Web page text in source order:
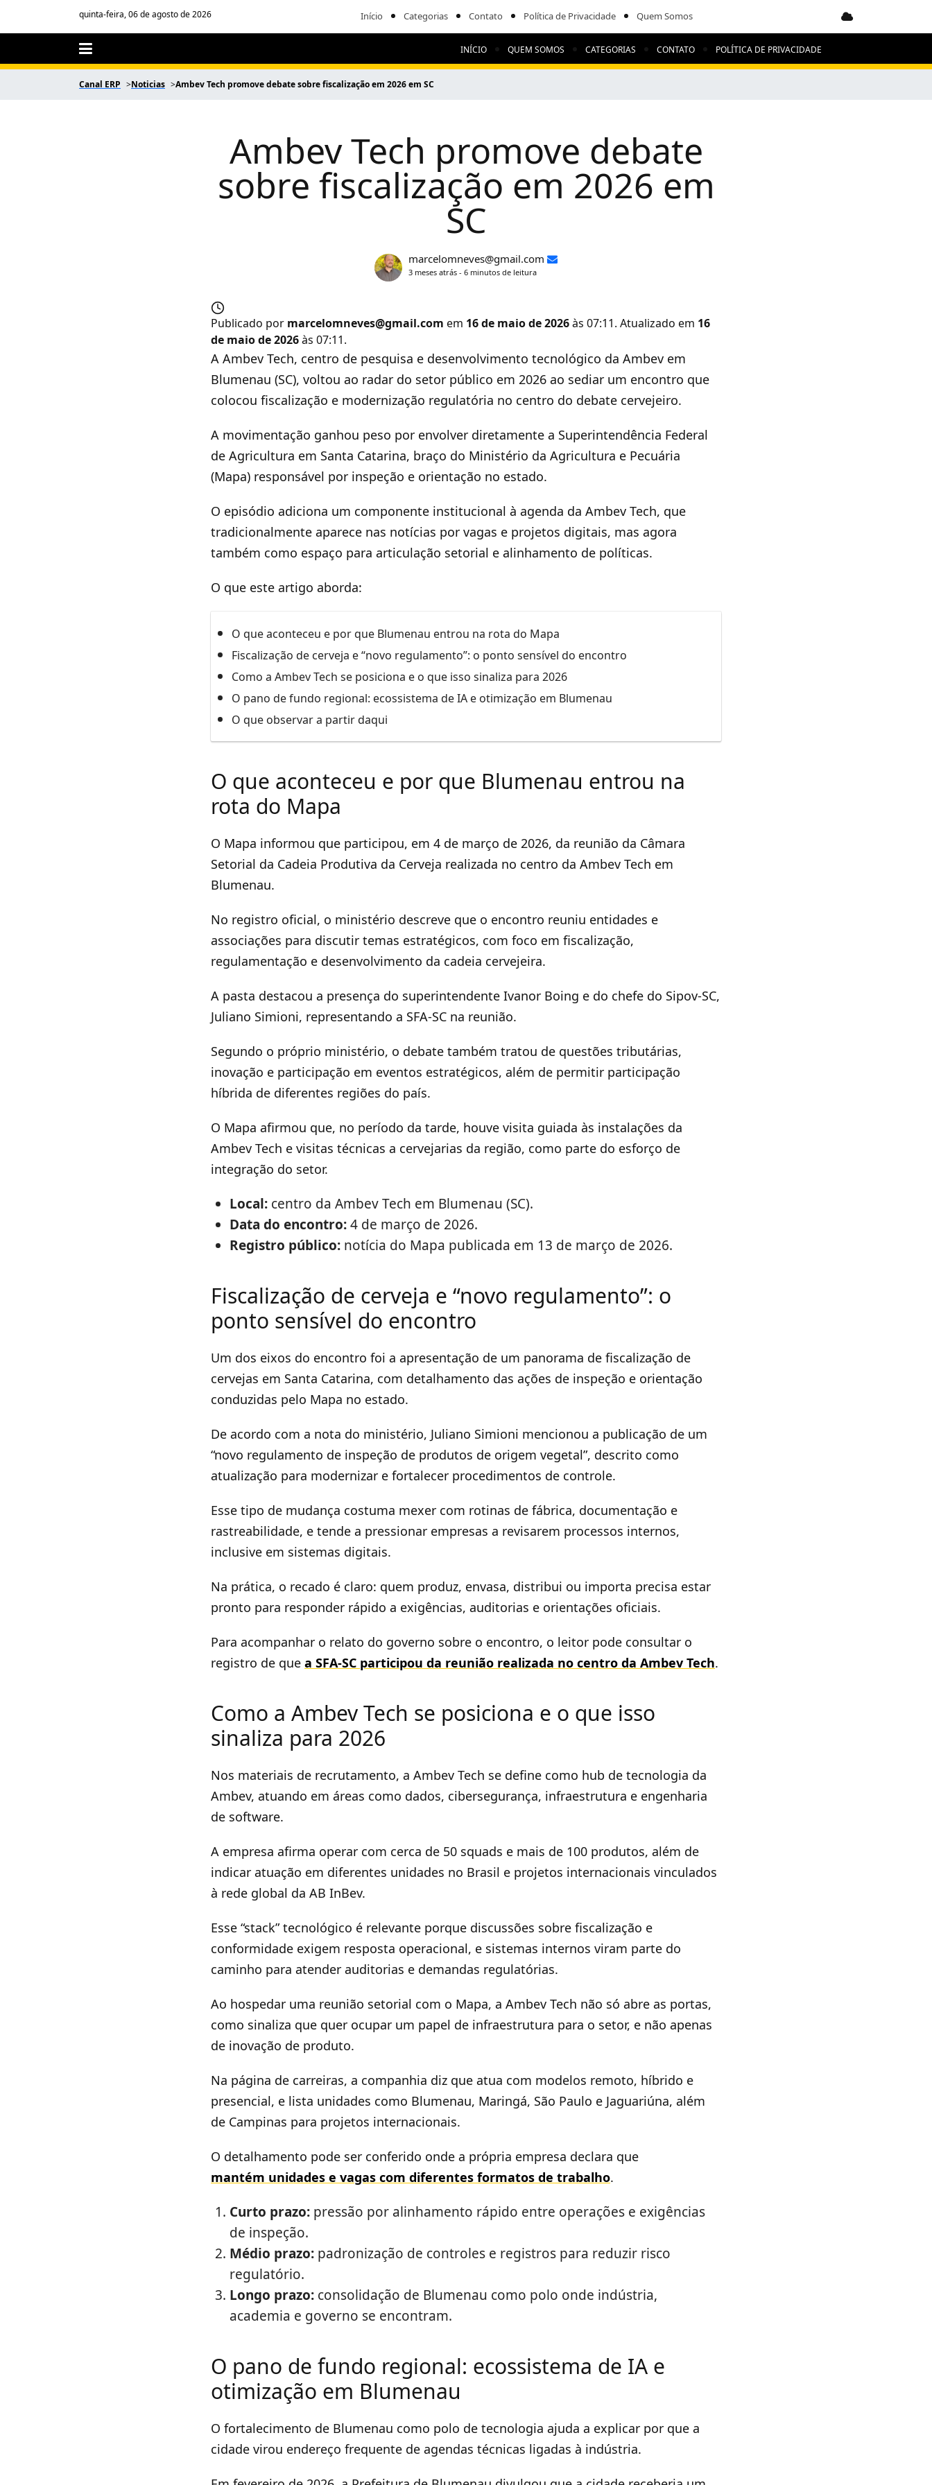
quinta-feira, 06 de agosto de 2026 Início Categorias Contato Política de Privacidade Quem Somos
INÍCIO QUEM SOMOS CATEGORIAS CONTATO POLÍTICA DE PRIVACIDADE
Canal ERP Noticias Ambev Tech promove debate sobre fiscalização em 2026 em SC
Ambev Tech promove debate
sobre fiscalização em 2026 em
SC
marcelomneves@gmail.com
3 meses atrás - 6 minutos de leitura
Publicado por marcelomneves@gmail.com em 16 de maio de 2026às 07:11. Atualizado em 16
de maio de 2026às 07:11.
A Ambev Tech, centro de pesquisa e desenvolvimento tecnológico da Ambev em
Blumenau (SC), voltou ao radar do setor público em 2026 ao sediar um encontro que
colocou fiscalização e modernização regulatória no centro do debate cervejeiro.
A movimentação ganhou peso por envolver diretamente a Superintendência Federal
de Agricultura em Santa Catarina, braço do Ministério da Agricultura e Pecuária
(Mapa) responsável por inspeção e orientação no estado.
O episódio adiciona um componente institucional à agenda da Ambev Tech, que
tradicionalmente aparece nas notícias por vagas e projetos digitais, mas agora
também como espaço para articulação setorial e alinhamento de políticas.
O que este artigo aborda:
O que aconteceu e por que Blumenau entrou na rota do Mapa
Fiscalização de cerveja e “novo regulamento”: o ponto sensível do encontro
Como a Ambev Tech se posiciona e o que isso sinaliza para 2026
O pano de fundo regional: ecossistema de IA e otimização em Blumenau
O que observar a partir daqui
O que aconteceu e por que Blumenau entrou na
rota do Mapa
O Mapa informou que participou, em 4 de março de 2026, da reunião da Câmara
Setorial da Cadeia Produtiva da Cerveja realizada no centro da Ambev Tech em
Blumenau.
No registro oficial, o ministério descreve que o encontro reuniu entidades e
associações para discutir temas estratégicos, com foco em fiscalização,
regulamentação e desenvolvimento da cadeia cervejeira.
A pasta destacou a presença do superintendente Ivanor Boing e do chefe do Sipov-SC,
Juliano Simioni, representando a SFA-SC na reunião.
Segundo o próprio ministério, o debate também tratou de questões tributárias,
inovação e participação em eventos estratégicos, além de permitir participação
híbrida de diferentes regiões do país.
O Mapa afirmou que, no período da tarde, houve visita guiada às instalações da
Ambev Tech e visitas técnicas a cervejarias da região, como parte do esforço de
integração do setor.
Local: centro da Ambev Tech em Blumenau (SC).
Data do encontro:4 de março de 2026.
Registro público: notícia do Mapa publicada em 13 de março de 2026.
Fiscalização de cerveja e “novo regulamento”: o
ponto sensível do encontro
Um dos eixos do encontro foi a apresentação de um panorama de fiscalização de
cervejas em Santa Catarina, com detalhamento das ações de inspeção e orientação
conduzidas pelo Mapa no estado.
De acordo com a nota do ministério, Juliano Simioni mencionou a publicação de um
“novo regulamento de inspeção de produtos de origem vegetal”, descrito como
atualização para modernizar e fortalecer procedimentos de controle.
Esse tipo de mudança costuma mexer com rotinas de fábrica, documentação e
rastreabilidade, e tende a pressionar empresas a revisarem processos internos,
inclusive em sistemas digitais.
Na prática, o recado é claro: quem produz, envasa, distribui ou importa precisa estar
pronto para responder rápido a exigências, auditorias e orientações oficiais.
Para acompanhar o relato do governo sobre o encontro, o leitor pode consultar o
registro de que a SFA-SC participou da reunião realizada no centro da Ambev Tech.
Como a Ambev Tech se posiciona e o que isso
sinaliza para 2026
Nos materiais de recrutamento, a Ambev Tech se define como hub de tecnologia da
Ambev, atuando em áreas como dados, cibersegurança, infraestrutura e engenharia
de software.
A empresa afirma operar com cerca de 50 squads e mais de 100 produtos, além de
indicar atuação em diferentes unidades no Brasil e projetos internacionais vinculados
à rede global da AB InBev.
Esse “stack” tecnológico é relevante porque discussões sobre fiscalização e
conformidade exigem resposta operacional, e sistemas internos viram parte do
caminho para atender auditorias e demandas regulatórias.
Ao hospedar uma reunião setorial com o Mapa, a Ambev Tech não só abre as portas,
como sinaliza que quer ocupar um papel de infraestrutura para o setor, e não apenas
de inovação de produto.
Na página de carreiras, a companhia diz que atua com modelos remoto, híbrido e
presencial, e lista unidades como Blumenau, Maringá, São Paulo e Jaguariúna, além
de Campinas para projetos internacionais.
O detalhamento pode ser conferido onde a própria empresa declara que
mantém unidades e vagas com diferentes formatos de trabalho.
Curto prazo: pressão por alinhamento rápido entre operações e exigências
de inspeção.
Médio prazo: padronização de controles e registros para reduzir risco
regulatório.
Longo prazo: consolidação de Blumenau como polo onde indústria,
academia e governo se encontram.
O pano de fundo regional: ecossistema de IA e
otimização em Blumenau
O fortalecimento de Blumenau como polo de tecnologia ajuda a explicar por que a
cidade virou endereço frequente de agendas técnicas ligadas à indústria.